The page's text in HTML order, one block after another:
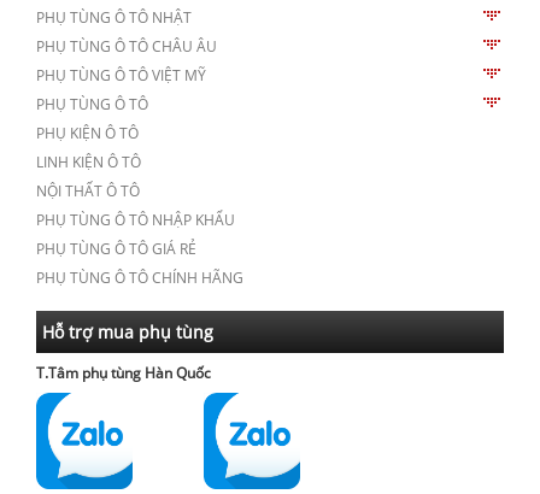
PHỤ TÙNG Ô TÔ NHẬT
PHỤ TÙNG Ô TÔ CHÂU ÂU
PHỤ TÙNG Ô TÔ VIỆT MỸ
PHỤ TÙNG Ô TÔ
PHỤ KIỆN Ô TÔ
LINH KIỆN Ô TÔ
NỘI THẤT Ô TÔ
PHỤ TÙNG Ô TÔ NHẬP KHẨU
PHỤ TÙNG Ô TÔ GIÁ RẺ
PHỤ TÙNG Ô TÔ CHÍNH HÃNG
Hỗ trợ mua phụ tùng
T.Tâm phụ tùng Hàn Quốc